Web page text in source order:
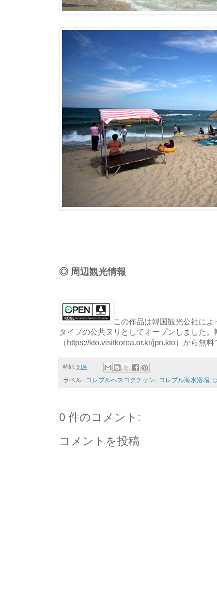
◎ 周辺観光情報
この作品は韓国観光公社に
タイプの公共ヌリとしてオープンしました。
（https://kto.visitkorea.or.kr/jpn.kto）から無
時刻: 9:04
ラベル: コレブルヘスヨクチャン コレブル海水浴場
0 件のコメント:
コメントを投稿